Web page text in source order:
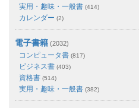
実用・趣味・一般書 (414)
カレンダー (2)
電子書籍 (2032)
コンピュータ書 (817)
ビジネス書 (403)
資格書 (514)
実用・趣味・一般書 (382)